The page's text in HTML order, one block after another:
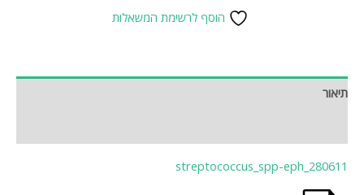
הוסף לרשימת המשאלות
תיאור
streptococcus_spp-eph_280611